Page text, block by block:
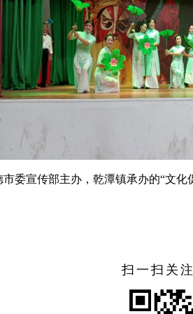
委宣传部主办，乾潭镇承办的“文
扫一扫关